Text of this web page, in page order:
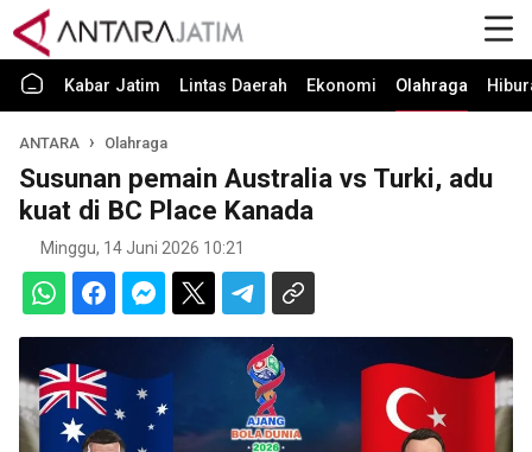
Kabar Jatim Lintas Daerah Ekonomi Olahraga
ANTARA Olahraga
Susunan pemain Australia vs Turki, adu
kuat di BC Place Kanada
Minggu, 14 Juni 2026 10:21